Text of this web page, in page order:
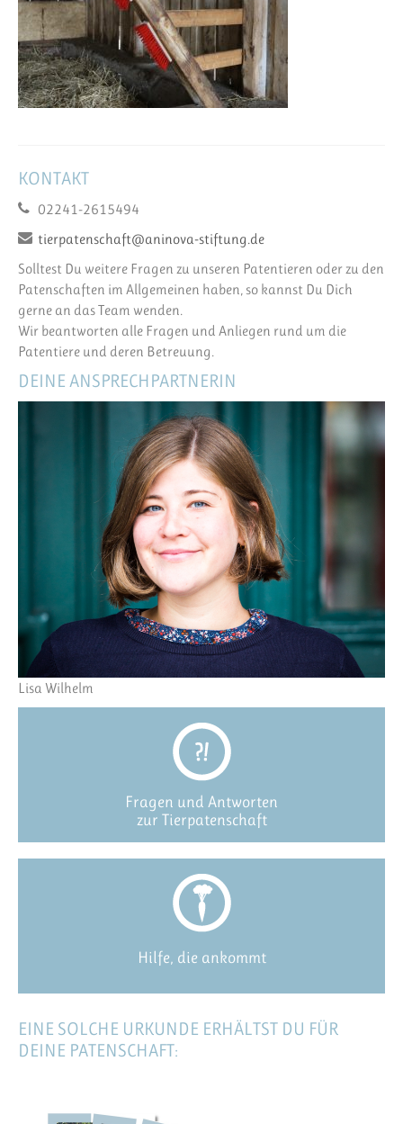
KONTAKT
02241-2615494
tierpatenschaft@aninova-stiftung.de
Solltest Du weitere Fragen zu unseren Patentieren oder zu den
Patenschaften im Allgemeinen haben, so kannst Du Dich
gerne an das Team wenden.
Wir beantworten alle Fragen und Anliegen rund um die
Patentiere und deren Betreuung.
DEINE ANSPRECHPARTNERIN
Lisa Wilhelm
Fragen und Antworten
zur Tierpatenschaft
Hilfe, die ankommt
EINE SOLCHE URKUNDE ERHÄLTST DU FÜR
DEINE PATENSCHAFT: